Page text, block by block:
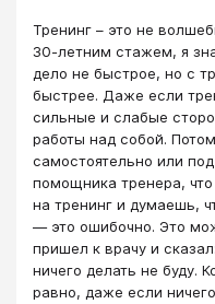
Тренинг – это не
30-летним стажем, я
дело не быстрое, но с
быстрее. Даже если
сильные и слабые
работы над собой.
самостоятельно или
помощника тренера,
на тренинг и думаешь,
— это ошибочно. Это
пришел к врачу и
ничего делать не буду.
равно, даже если